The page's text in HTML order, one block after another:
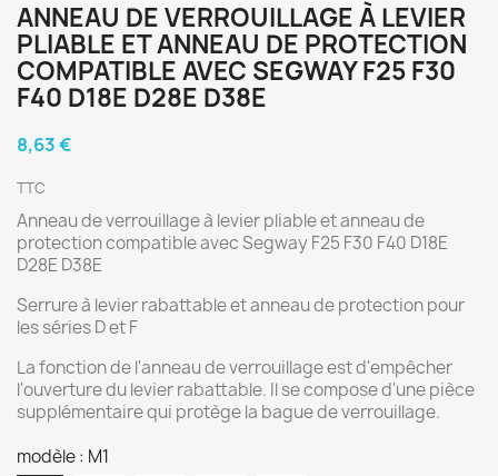
ANNEAU DE VERROUILLAGE À LEVIER
PLIABLE ET ANNEAU DE PROTECTION
COMPATIBLE AVEC SEGWAY F25 F30
F40 D18E D28E D38E
8,63 €
TTC
Anneau de verrouillage à levier pliable et anneau de
protection compatible avec Segway F25 F30 F40 D18E
D28E D38E
Serrure à levier rabattable et anneau de protection pour
les séries D et F
La fonction de l'anneau de verrouillage est d'empêcher
l'ouverture du levier rabattable. Il se compose d'une pièce
supplémentaire qui protège la bague de verrouillage.
modèle : M1